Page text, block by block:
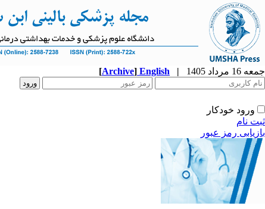
جمعه 16 مرداد 1405 |
English
[Archive]
ورود خودکار
ثبت نام
بازیابی رمز عبور